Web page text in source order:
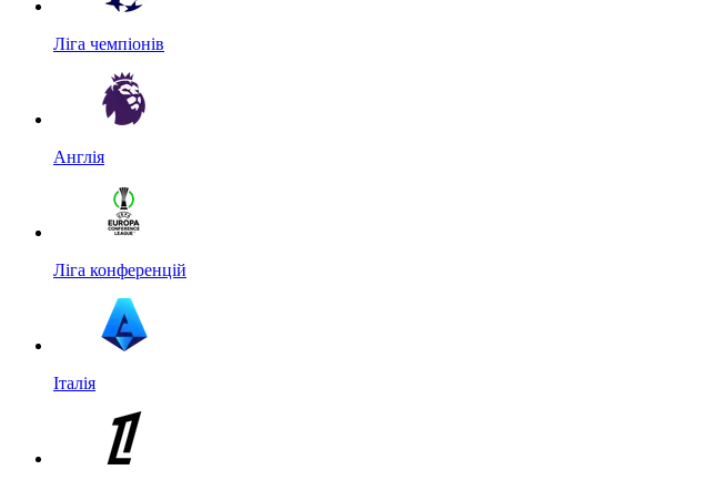
Ліга чемпіонів
Англія
Ліга конференцій
Італія